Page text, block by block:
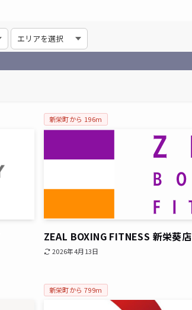
新栄町から 196m
ZEAL BOXING FITNESS 新栄葵店
2026年4月13日
新栄町から 799m